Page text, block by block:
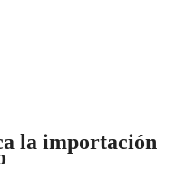
la importación